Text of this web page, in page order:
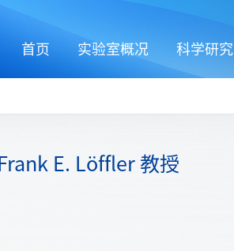
首页 实验室概况 科学研究
E. Löffler 教授